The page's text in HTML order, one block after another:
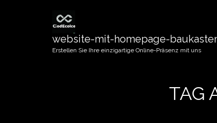
website-mit-homepage-
Erstellen Sie Ihre einzigartige Online-Präsenz mit uns
TAG